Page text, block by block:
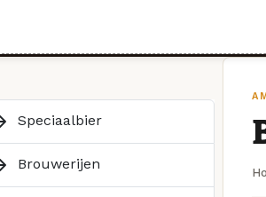
Speciaalbier
Brouwerijen